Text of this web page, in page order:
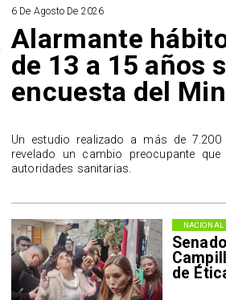
de
NACIONAL
6 De Agosto De 2026
Alarmante
de 13 a 15 años
encuesta del
Un estudio realizado a más de
revelado un cambio preocupante
autoridades sanitarias.